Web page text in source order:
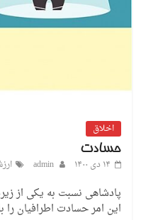
اخلاق
حسادت
۱۴ دی ۱۴۰۰
admin
پادشاهی نسبت به یکی از
این امر حسادت اطرافیان